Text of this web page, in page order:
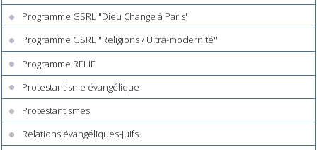
Programme GSRL "Dieu Change à Paris"
Programme GSRL "Religions / Ultra-modernité"
Programme RELIF
Protestantisme évangélique
Protestantismes
Relations évangéliques-juifs